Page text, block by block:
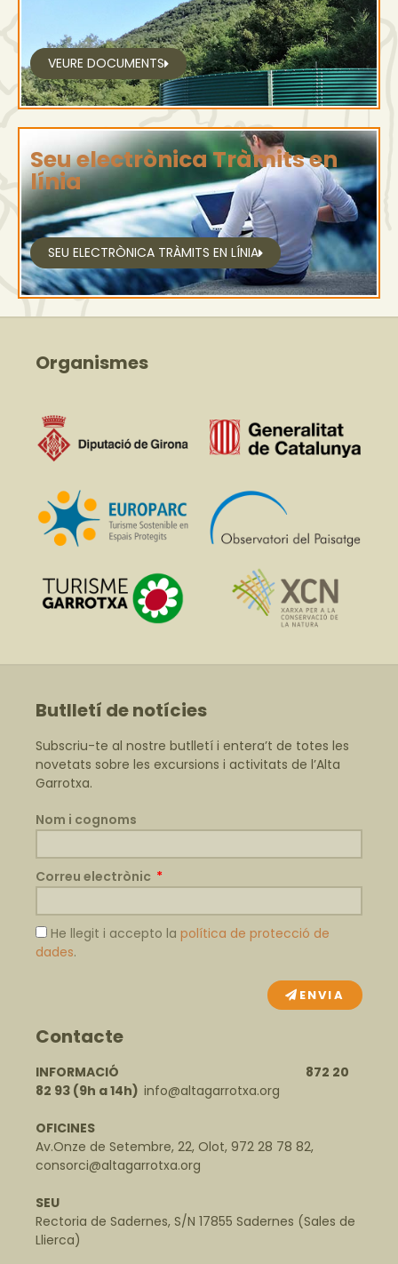
VEURE DOCUMENTS
Seu electrònica Tràmits en
línia
SEU ELECTRÒNICA TRÀMITS EN LÍNIA
Organismes
Butlletí de notícies
Subscriu-te al nostre butlletí i entera’t de totes les
novetats sobre les excursions i activitats de l’Alta
Garrotxa.
Nom i cognoms
Correu electrònic
He llegit i accepto la política de protecció de
dades.
ENVIA
Contacte
INFORMACIÓ 872 20
82 93 (9h a 14h) info@altagarrotxa.org
OFICINES
Av.Onze de Setembre, 22, Olot, 972 28 78 82,
consorci@altagarrotxa.org
SEU
Rectoria de Sadernes, S/N 17855 Sadernes (Sales de
Llierca)